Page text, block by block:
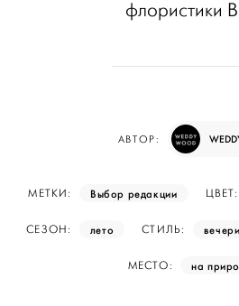
флористики
АВТОР:
МЕТКИ: Выбор редакции
СЕЗОН: лето СТИЛЬ:
МЕСТО: на